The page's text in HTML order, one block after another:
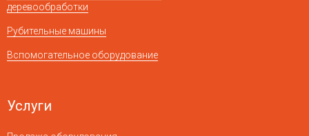
деревообработки
Рубительные машины
Вспомогательное оборудование
Услуги